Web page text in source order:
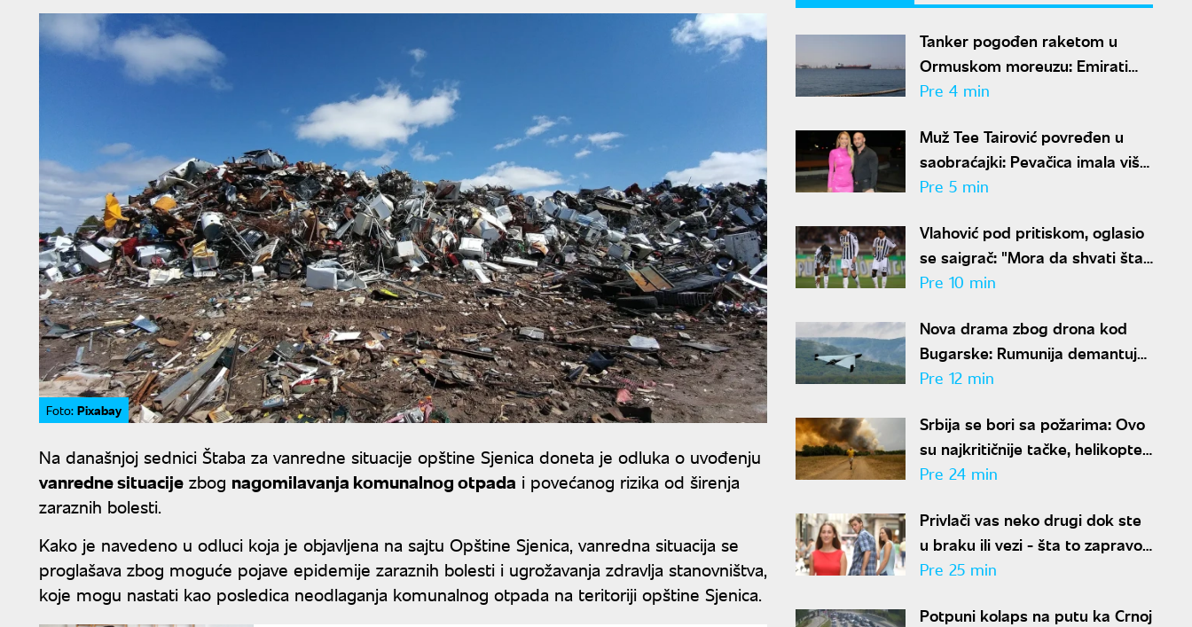
Foto: Pixabay
Na današnjoj sednici Štaba za vanredne situacije opštine Sjenica doneta je odluka o uvođenju
vanredne situacije zbog nagomilavanja komunalnog otpada i povećanog rizika od širenja
zaraznih bolesti.
Kako je navedeno u odluci koja je objavljena na sajtu Opštine Sjenica, vanredna situacija se
proglašava zbog moguće pojave epidemije zaraznih bolesti i ugrožavanja zdravlja stanovništva,
koje mogu nastati kao posledica neodlaganja komunalnog otpada na teritoriji opštine Sjenica.
Tanker pogođen raketom u
Ormuskom moreuzu: Emirati
optužili Iran za napad
Pre 4 min
Muž Tee Tairović povređen u
saobraćajki: Pevačica imala više
sreće
Pre 5 min
Vlahović pod pritiskom, oglasio
se saigrač: "Mora da shvati šta
želi i da se fokusira"
Pre 10 min
Nova drama zbog drona kod
Bugarske: Rumunija demantuje
da je letelica ušla iz njenog
Pre 12 min
Srbija se bori sa požarima: Ovo
su najkritičnije tačke, helikopteri
danima gase vatru
Pre 24 min
Privlači vas neko drugi dok ste
u braku ili vezi - šta to zapravo
znači?
Pre 25 min
Potpuni kolaps na putu ka Crnoj